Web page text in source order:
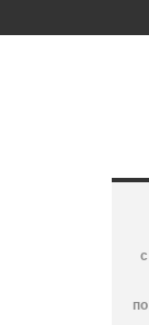
с
по